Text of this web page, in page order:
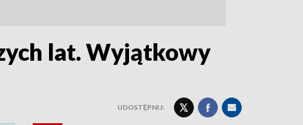
lat. Wyjątkowy
UDOSTĘPNIJ: